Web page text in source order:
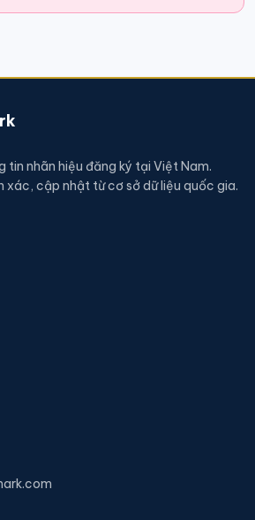
tin nhãn hiệu đăng ký tại Việt Nam.
xác, cập nhật từ cơ sở dữ liệu quốc gia.